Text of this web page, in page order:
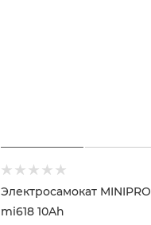
Электросамокат MINIPRO
mi618 10Ah